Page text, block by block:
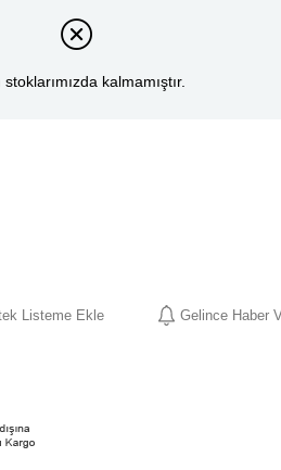
kalmamıştır.
Listeme Ekle Gelince Haber